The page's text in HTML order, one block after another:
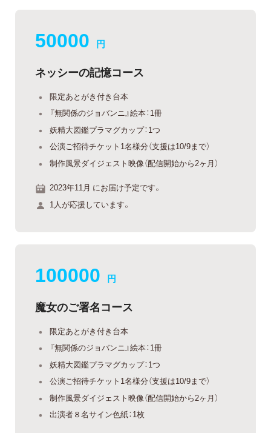
50000 円
ネッシーの記憶コース
限定あとがき付き台本
『無関係のジョバンニ』絵本：1冊
妖精大図鑑プラマグカップ：1つ
公演ご招待チケット1名様分（支援は10/9まで）
制作風景ダイジェスト映像（配信開始から2ヶ月）
2023年11月 にお届け予定です。
1人が応援しています。
100000 円
魔女のご署名コース
限定あとがき付き台本
『無関係のジョバンニ』絵本：1冊
妖精大図鑑プラマグカップ：1つ
公演ご招待チケット1名様分（支援は10/9まで）
制作風景ダイジェスト映像（配信開始から2ヶ月）
出演者８名サイン色紙：1枚